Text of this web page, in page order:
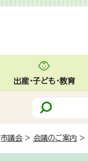
出産・子ども・教育
市議会 > 会議のご案内 >